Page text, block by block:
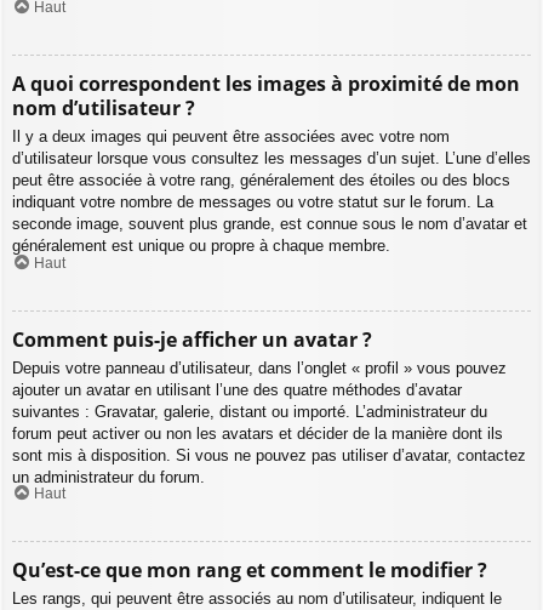
Haut
A quoi correspondent les images à proximité de mon
nom d’utilisateur ?
Il y a deux images qui peuvent être associées avec votre nom
d’utilisateur lorsque vous consultez les messages d’un sujet. L’une d’elles
peut être associée à votre rang, généralement des étoiles ou des blocs
indiquant votre nombre de messages ou votre statut sur le forum. La
seconde image, souvent plus grande, est connue sous le nom d’avatar et
généralement est unique ou propre à chaque membre.
Haut
Comment puis-je afficher un avatar ?
Depuis votre panneau d’utilisateur, dans l’onglet « profil » vous pouvez
ajouter un avatar en utilisant l’une des quatre méthodes d’avatar
suivantes : Gravatar, galerie, distant ou importé. L’administrateur du
forum peut activer ou non les avatars et décider de la manière dont ils
sont mis à disposition. Si vous ne pouvez pas utiliser d’avatar, contactez
un administrateur du forum.
Haut
Qu’est-ce que mon rang et comment le modifier ?
Les rangs, qui peuvent être associés au nom d’utilisateur, indiquent le